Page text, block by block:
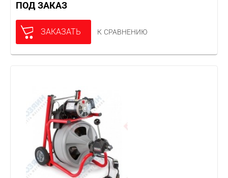
ПОД ЗАКАЗ
ЗАКАЗАТЬ К СРАВНЕНИЮ